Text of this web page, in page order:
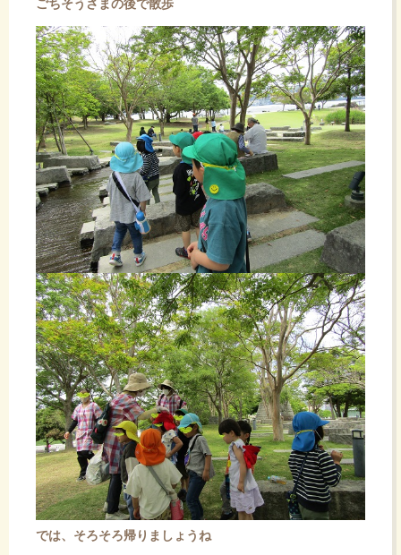
ごちそうさまの後で散歩
では、そろそろ帰りましょうね